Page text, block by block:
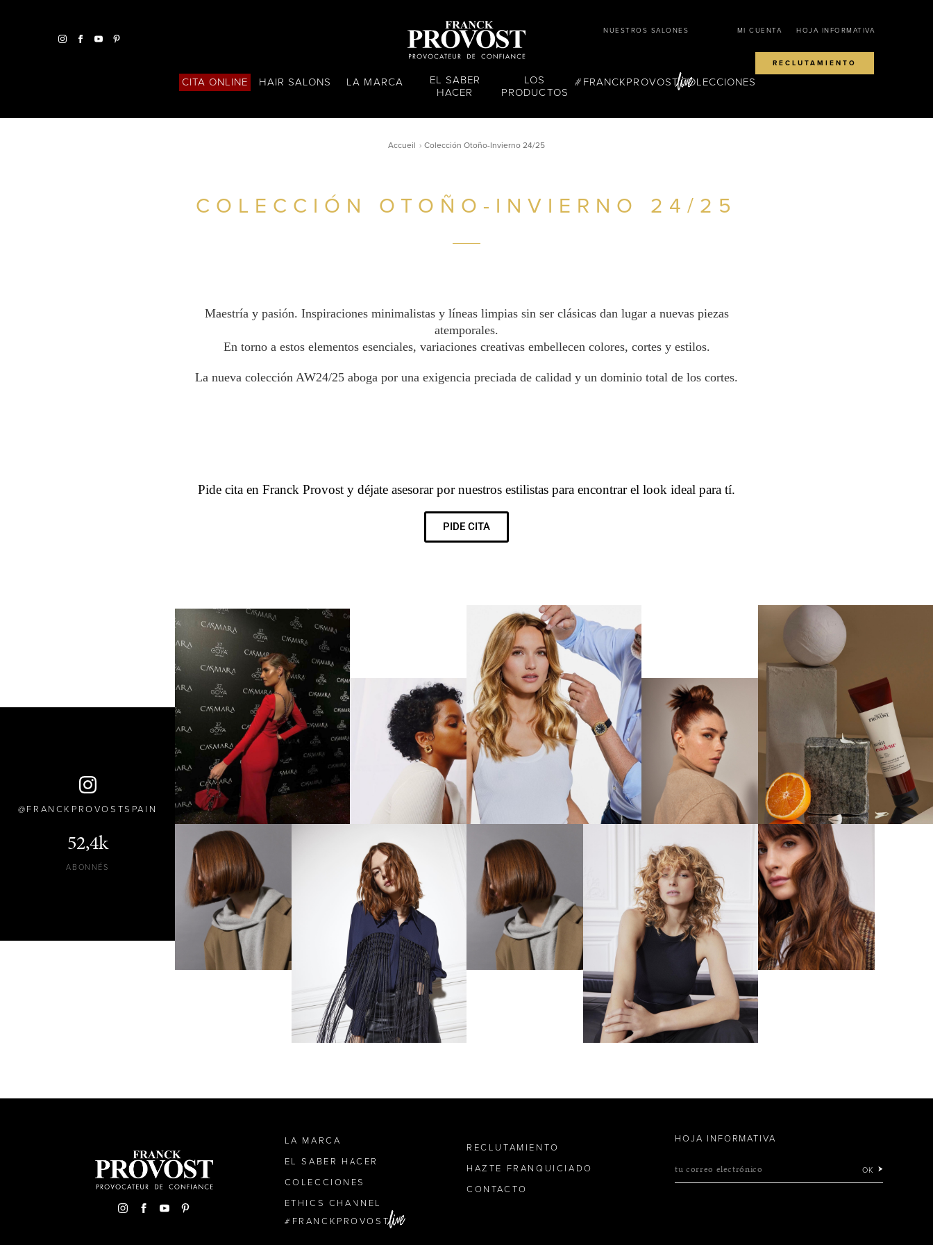
NUESTROS SALONES MI CUENTA HOJA INFORMATIVA
RECLUTAMIENTO
CITA ONLINE HAIR SALONS LA MARCA
EL SABER
HACER
LOS
PRODUCTOS
FRANCKPROVOSTCOLECCIONES
Accueil Colección Otoño-Invierno 24/25
COLECCIÓN OTOÑO-INVIERNO 24/25
Maestría y pasión. Inspiraciones minimalistas y líneas limpias sin ser clásicas dan lugar a nuevas piezas
atemporales.
En torno a estos elementos esenciales, variaciones creativas embellecen colores, cortes y estilos.
La nueva colección AW24/25 aboga por una exigencia preciada de calidad y un dominio total de los cortes.
Pide cita en Franck Provost y déjate asesorar por nuestros estilistas para encontrar el look ideal para tí.
PIDE CITA
FRANCKPROVOSTSPAIN
52,4k
ABONNÉS
LA MARCA
EL SABER HACER
COLECCIONES
ETHICS CHANNEL
FRANCKPROVOST
RECLUTAMIENTO
HAZTE FRANQUICIADO
CONTACTO
HOJA INFORMATIVA
tu correo electrónico OK